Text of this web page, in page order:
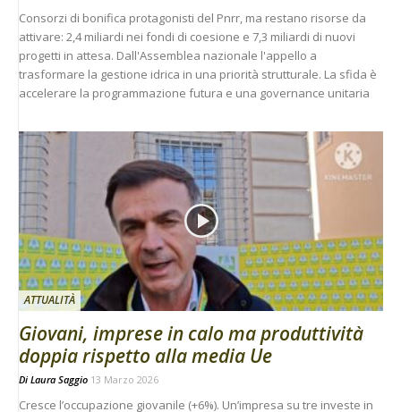
Consorzi di bonifica protagonisti del Pnrr, ma restano risorse da
attivare: 2,4 miliardi nei fondi di coesione e 7,3 miliardi di nuovi
progetti in attesa. Dall'Assemblea nazionale l'appello a
trasformare la gestione idrica in una priorità strutturale. La sfida è
accelerare la programmazione futura e una governance unitaria
ATTUALITÀ
Giovani, imprese in calo ma produttività
doppia rispetto alla media Ue
Di Laura Saggio 13 Marzo 2026
Cresce l’occupazione giovanile (+6%). Un’impresa su tre investe in